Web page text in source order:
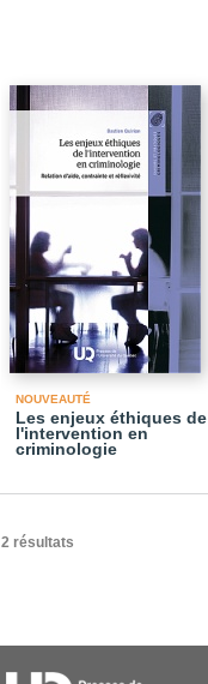
NOUVEAUTÉ
Les enjeux éthiques de
l'intervention en
criminologie
2 résultats